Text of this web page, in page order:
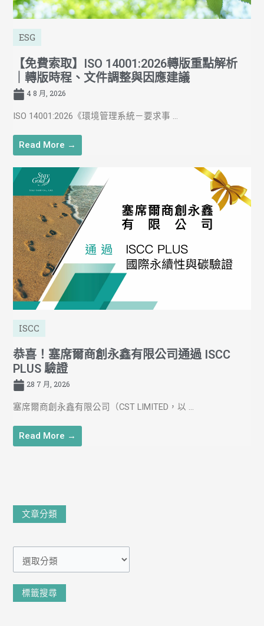
ESG
【免費索取】ISO 14001:2026轉版重點解析
｜轉版時程、文件調整與因應建議
4 8 月, 2026
ISO 14001:2026《環境管理系統－要求事 ...
Read More →
ISCC
恭喜！塞席爾商創永鑫有限公司通過 ISCC
PLUS 驗證
28 7 月, 2026
塞席爾商創永鑫有限公司（CST LIMITED，以 ...
Read More →
文章分類
章
標籤搜尋